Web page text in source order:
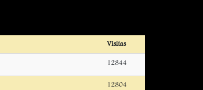
Visitas
12844
12804